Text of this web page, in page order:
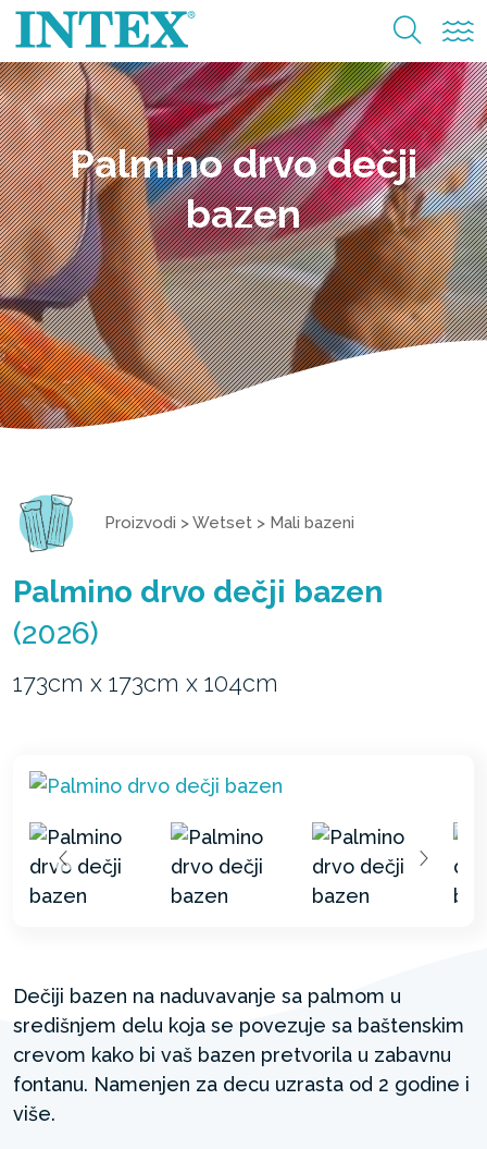
Palmino drvo dečji
bazen
Proizvodi >Wetset > Mali bazeni
Palmino drvo dečji bazen
(2026)
173cm x 173cm x 104cm
Dečiji bazen na naduvavanje sa palmom u
središnjem delu koja se povezuje sa baštenskim
crevom kako bi vaš bazen pretvorila u zabavnu
fontanu. Namenjen za decu uzrasta od 2 godine i
više.